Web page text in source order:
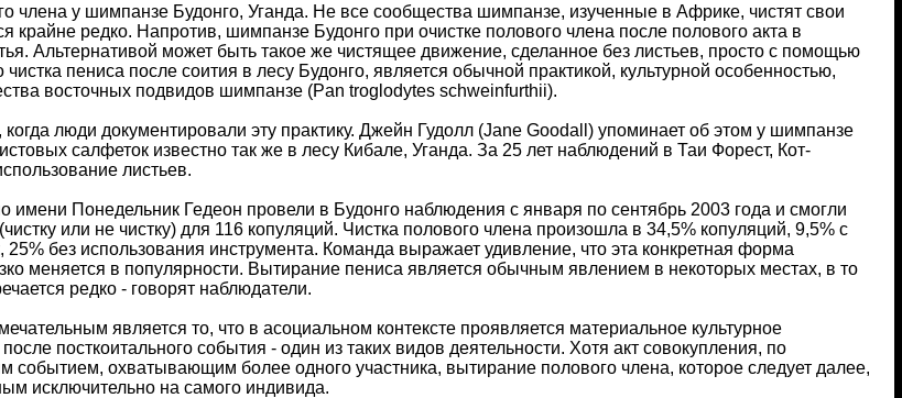
члена у шимпанзе Будонго, Уганда. Не все сообщества шимпанзе, изученные в Африке, чистят свои
крайне редко. Напротив, шимпанзе Будонго при очистке полового члена после полового акта в
Альтернативой может быть такое же чистящее движение, сделанное без листьев, просто с помощью
пениса после соития в лесу Будонго, является обычной практикой, культурной особенностью,
восточных подвидов шимпанзе (Pan troglodytes schweinfurthii).
люди документировали эту практику. Джейн Гудолл (Jane Goodall) упоминает об этом у шимпанзе
салфеток известно так же в лесу Кибале, Уганда. За 25 лет наблюдений в Таи Форест, Кот-
листьев.
Понедельник Гедеон провели в Будонго наблюдения с января по сентябрь 2003 года и смогли
или не чистку) для 116 копуляций. Чистка полового члена произошла в 34,5% копуляций, 9,5% с
25% без использования инструмента. Команда выражает удивление, что эта конкретная форма
меняется в популярности. Вытирание пениса является обычным явлением в некоторых местах, в то
редко - говорят наблюдатели.
является то, что в асоциальном контексте проявляется материальное культурное
посткоитального события - один из таких видов деятельности. Хотя акт совокупления, по
событием, охватывающим более одного участника, вытирание полового члена, которое следует далее,
исключительно на самого индивида.